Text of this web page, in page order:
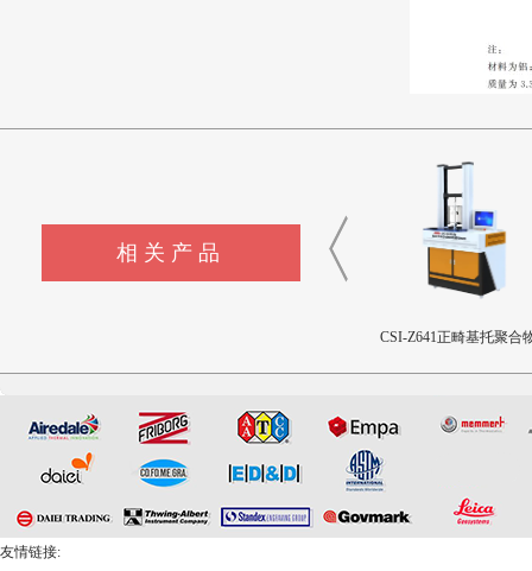
相关产品
CSI-Z641正畸基托聚合
测试仪
友情链接: